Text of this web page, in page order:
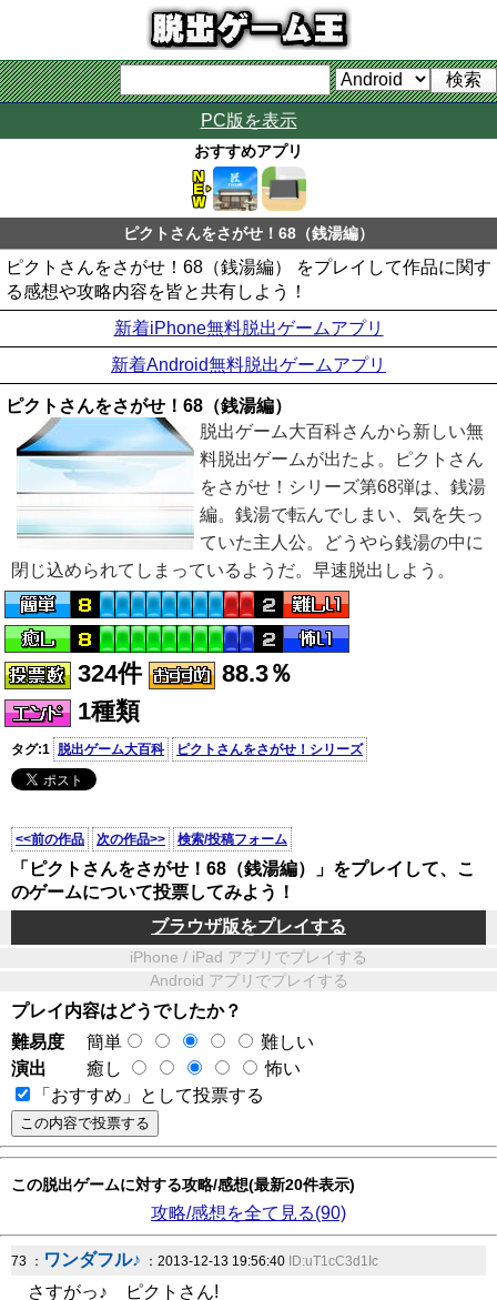
PC版を表示
おすすめアプリ
ピクトさんをさがせ！68（銭湯編）
ピクトさんをさがせ！68（銭湯編） をプレイして作品に関す
る感想や攻略内容を皆と共有しよう！
新着iPhone無料脱出ゲームアプリ
新着Android無料脱出ゲームアプリ
ピクトさんをさがせ！68（銭湯編）
脱出ゲーム大百科さんから新しい無
料脱出ゲームが出たよ。ピクトさん
をさがせ！シリーズ第68弾は、銭湯
編。銭湯で転んでしまい、気を失っ
ていた主人公。どうやら銭湯の中に
閉じ込められてしまっているようだ。早速脱出しよう。
324件
88.3％
1種類
タグ:1 脱出ゲーム大百科 ピクトさんをさがせ！シリーズ
<<前の作品 次の作品>> 検索/投稿フォーム
「ピクトさんをさがせ！68（銭湯編）」をプレイして、こ
のゲームについて投票してみよう！
ブラウザ版をプレイする
iPhone / iPad アプリでプレイする
Android アプリでプレイする
プレイ内容はどうでしたか？
難易度
簡単
難しい
演出
癒し
怖い
「おすすめ」として投票する
この脱出ゲームに対する攻略/感想(最新20件表示)
攻略/感想を全て見る(90)
73 ： ワンダフル♪ ：2013-12-13 19:56:40 ID:uT1cC3d1Ic
さすがっ♪ ピクトさん!